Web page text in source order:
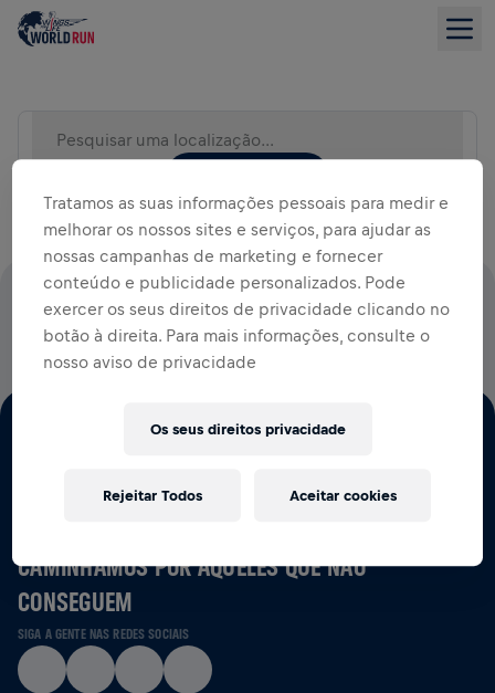
Pesquisar uma localização (por exemplo: cidade)
100% DO VALOR DAS INSCRIÇÕES VAI PARA PESQUISAS
DA MEDULA ESPINHAL
CAMINHAMOS POR AQUELES QUE NÃO
CONSEGUEM
SIGA A GENTE NAS REDES SOCIAIS
Tratamos as suas informações pessoais para medir e
melhorar os nossos sites e serviços, para ajudar as
nossas campanhas de marketing e fornecer
conteúdo e publicidade personalizados. Pode
exercer os seus direitos de privacidade clicando no
botão à direita. Para mais informações, consulte o
nosso aviso de privacidade
Os seus direitos privacidade
Rejeitar Todos Aceitar cookies